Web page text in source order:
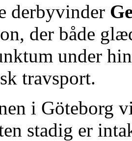
derbyvinder
der både
under
travsport.
i Göteborg
stadig er